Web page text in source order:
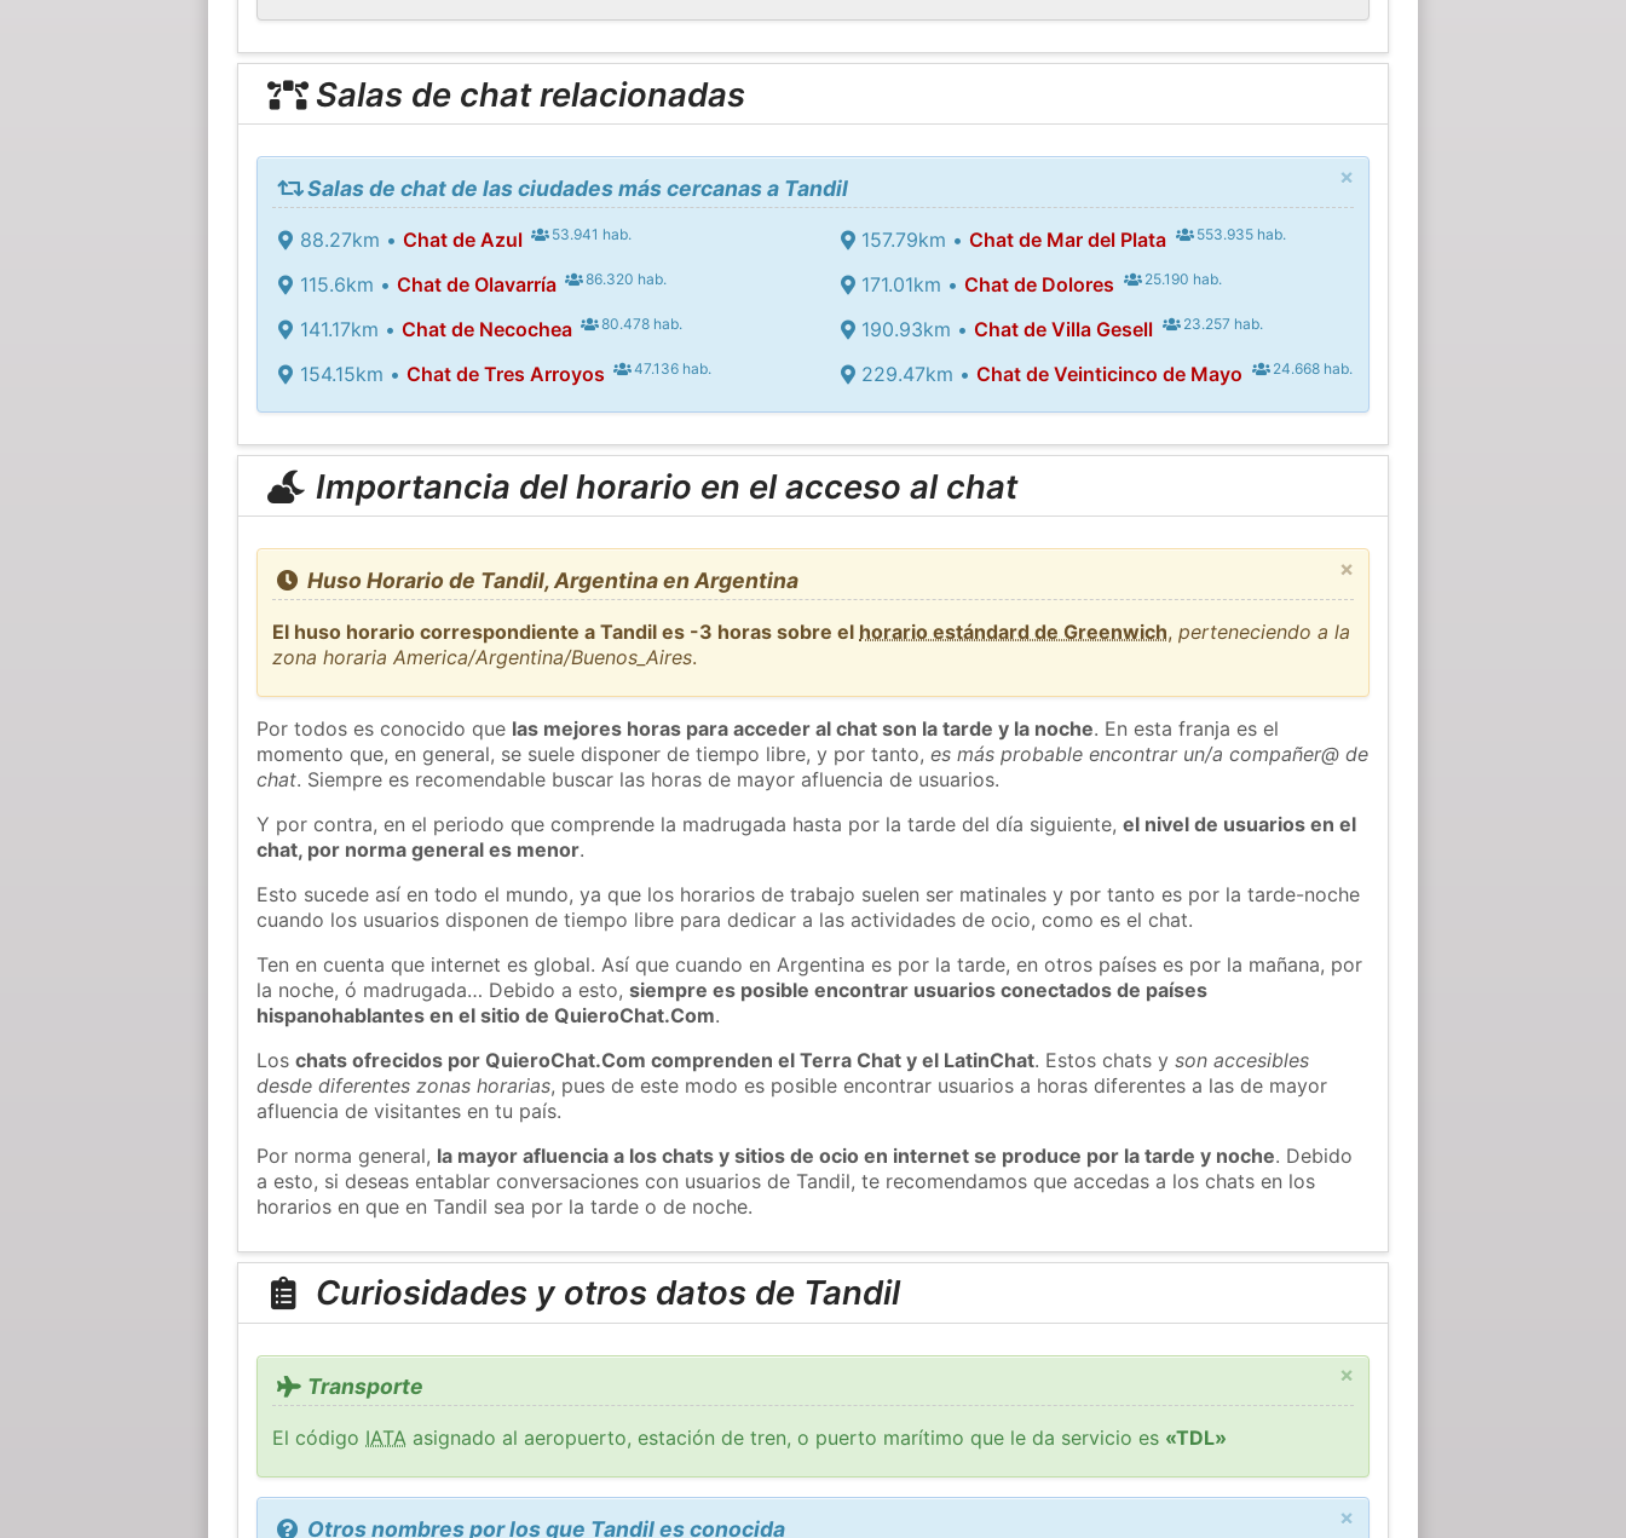
Salas de chat relacionadas
×
Salas de chat de las ciudades más cercanas a Tandil
88.27km • Chat de Azul 53.941 hab.
115.6km • Chat de Olavarría 86.320 hab.
141.17km • Chat de Necochea 80.478 hab.
154.15km • Chat de Tres Arroyos 47.136 hab.
157.79km •Chat de Mar del Plata 553.935 hab.
171.01km •Chat de Dolores 25.190 hab.
190.93km •Chat de Villa Gesell 23.257 hab.
229.47km •Chat de Veinticinco de Mayo 24.668 hab.
Importancia del horario en el acceso al chat
×
Huso Horario de Tandil, Argentina en Argentina
El huso horario correspondiente a Tandil es -3 horas sobre el horario estándard de Greenwich,perteneciendo a la
zona horaria America/Argentina/Buenos_Aires.
Por todos es conocido que las mejores horas para acceder al chat son la tarde y la noche. En esta franja es el
momento que, en general, se suele disponer de tiempo libre, y por tanto,es más probable encontrar un/a compañer@ de
chat. Siempre es recomendable buscar las horas de mayor afluencia de usuarios.
Y por contra, en el periodo que comprende la madrugada hasta por la tarde del día siguiente,el nivel de usuarios en el
chat, por norma general es menor.
Esto sucede así en todo el mundo, ya que los horarios de trabajo suelen ser matinales y por tanto es por la tarde-noche
cuando los usuarios disponen de tiempo libre para dedicar a las actividades de ocio, como es el chat.
Ten en cuenta que internet es global. Así que cuando en Argentina es por la tarde, en otros países es por la mañana, por
la noche, ó madrugada… Debido a esto,siempre es posible encontrar usuarios conectados de países
hispanohablantes en el sitio de QuieroChat.Com.
Loschats ofrecidos por QuieroChat.Com comprenden el Terra Chat y el LatinChat. Estos chats yson accesibles
desde diferentes zonas horarias, pues de este modo es posible encontrar usuarios a horas diferentes a las de mayor
afluencia de visitantes en tu país.
Por norma general, la mayor afluencia a los chats y sitios de ocio en internet se produce por la tarde y noche. Debido
a esto, si deseas entablar conversaciones con usuarios de Tandil, te recomendamos que accedas a los chats en los
horarios en que en Tandil sea por la tarde o de noche.
Curiosidades y otros datos de Tandil
×
Transporte
El código IATA asignado al aeropuerto, estación de tren, o puerto marítimo que le da servicio es «TDL»
×
Otros nombres por los que Tandil es conocida